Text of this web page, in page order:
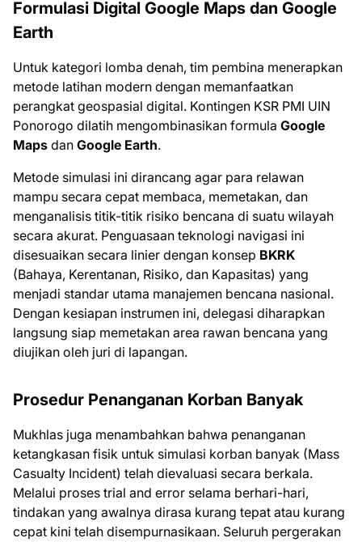
Formulasi Digital Google Maps dan Google
Earth
Untuk kategori lomba denah, tim pembina menerapkan
metode latihan modern dengan memanfaatkan
perangkat geospasial digital. Kontingen KSR PMI UIN
Ponorogo dilatih mengombinasikan formula Google
Maps dan Google Earth.
Metode simulasi ini dirancang agar para relawan
mampu secara cepat membaca, memetakan, dan
menganalisis titik-titik risiko bencana di suatu wilayah
secara akurat. Penguasaan teknologi navigasi ini
disesuaikan secara linier dengan konsep BKRK
(Bahaya, Kerentanan, Risiko, dan Kapasitas) yang
menjadi standar utama manajemen bencana nasional.
Dengan kesiapan instrumen ini, delegasi diharapkan
langsung siap memetakan area rawan bencana yang
diujikan oleh juri di lapangan.
Prosedur Penanganan Korban Banyak
Mukhlas juga menambahkan bahwa penanganan
ketangkasan fisik untuk simulasi korban banyak (Mass
Casualty Incident) telah dievaluasi secara berkala.
Melalui proses trial and error selama berhari-hari,
tindakan yang awalnya dirasa kurang tepat atau kurang
cepat kini telah disempurnasikaan. Seluruh pergerakan